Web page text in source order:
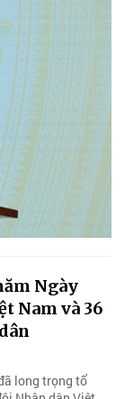
Ngày
Nam và 36
long trọng tổ